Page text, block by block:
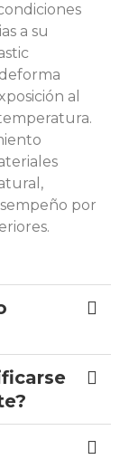
a su
al
por